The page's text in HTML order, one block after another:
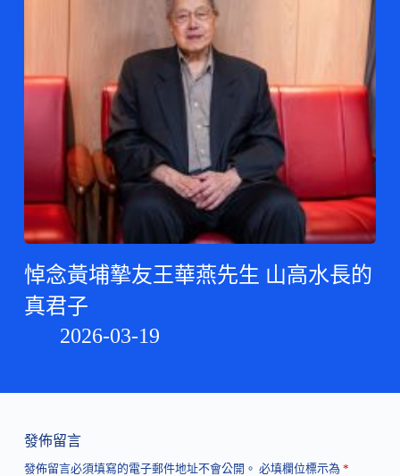
悼念黃埔摯友王華燕先生 山高水長的
真君子
2026-03-19
發佈留言
發佈留言必須填寫的電子郵件地址不會公開。 必填欄位標示為 *